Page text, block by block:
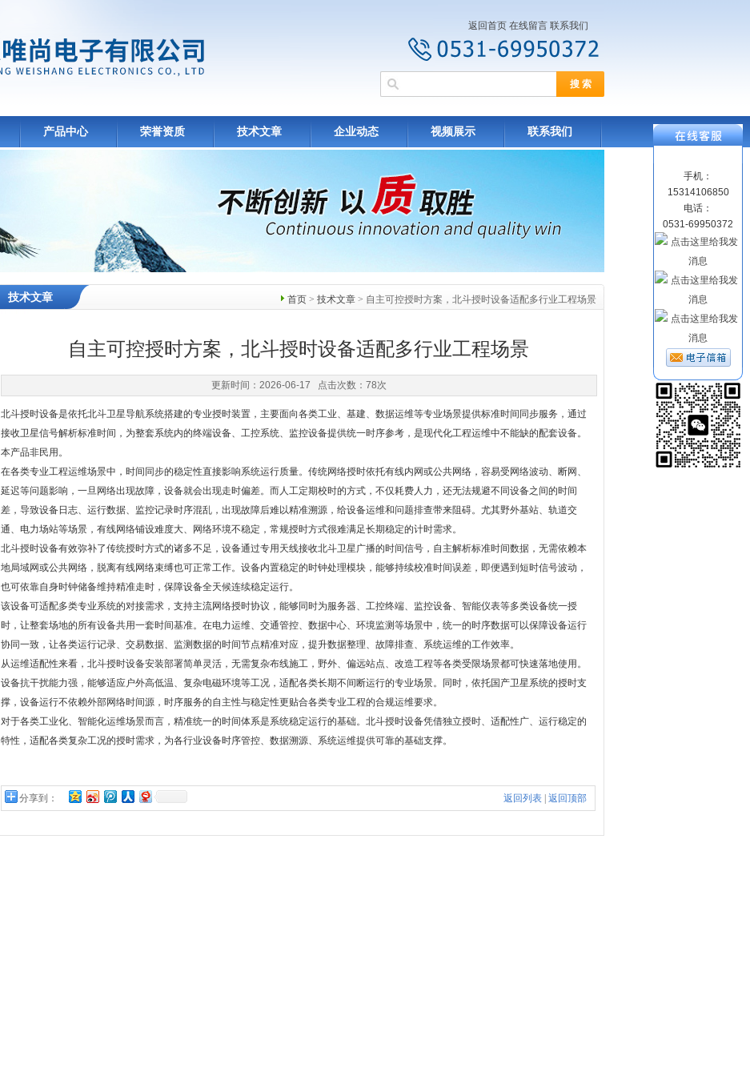
返回首页 在线留言 联系我们
产品中心 荣誉资质 技术文章 企业动态 视频展示 联系我们
首页 > 技术文章 > 自主可控授时方案，北斗授时设备适配多行业工程场景
技术文章
自主可控授时方案，北斗授时设备适配多行业工程场景
更新时间：2026-06-17 点击次数：78次
北斗授时设备是依托北斗卫星导航系统搭建的专业授时装置，主要面向各类工业、基建、数据运维等专业场景提供标准时间同步服务，通过
接收卫星信号解析标准时间，为整套系统内的终端设备、工控系统、监控设备提供统一时序参考，是现代化工程运维中不能缺的配套设备。
本产品非民用。
在各类专业工程运维场景中，时间同步的稳定性直接影响系统运行质量。传统网络授时依托有线内网或公共网络，容易受网络波动、断网、
延迟等问题影响，一旦网络出现故障，设备就会出现走时偏差。而人工定期校时的方式，不仅耗费人力，还无法规避不同设备之间的时间
差，导致设备日志、运行数据、监控记录时序混乱，出现故障后难以精准溯源，给设备运维和问题排查带来阻碍。尤其野外基站、轨道交
通、电力场站等场景，有线网络铺设难度大、网络环境不稳定，常规授时方式很难满足长期稳定的计时需求。
北斗授时设备有效弥补了传统授时方式的诸多不足，设备通过专用天线接收北斗卫星广播的时间信号，自主解析标准时间数据，无需依赖本
地局域网或公共网络，脱离有线网络束缚也可正常工作。设备内置稳定的时钟处理模块，能够持续校准时间误差，即便遇到短时信号波动，
也可依靠自身时钟储备维持精准走时，保障设备全天候连续稳定运行。
该设备可适配多类专业系统的对接需求，支持主流网络授时协议，能够同时为服务器、工控终端、监控设备、智能仪表等多类设备统一授
时，让整套场地的所有设备共用一套时间基准。在电力运维、交通管控、数据中心、环境监测等场景中，统一的时序数据可以保障设备运行
协同一致，让各类运行记录、交易数据、监测数据的时间节点精准对应，提升数据整理、故障排查、系统运维的工作效率。
从运维适配性来看，北斗授时设备安装部署简单灵活，无需复杂布线施工，野外、偏远站点、改造工程等各类受限场景都可快速落地使用。
设备抗干扰能力强，能够适应户外高低温、复杂电磁环境等工况，适配各类长期不间断运行的专业场景。同时，依托国产卫星系统的授时支
撑，设备运行不依赖外部网络时间源，时序服务的自主性与稳定性更贴合各类专业工程的合规运维要求。
对于各类工业化、智能化运维场景而言，精准统一的时间体系是系统稳定运行的基础。北斗授时设备凭借独立授时、适配性广、运行稳定的
特性，适配各类复杂工况的授时需求，为各行业设备时序管控、数据溯源、系统运维提供可靠的基础支撑。
分享到： 返回列表 返回顶部
手机：
15314106850
电话：
0531-69950372